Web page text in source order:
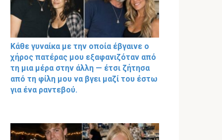
Κάθε γυναίκα με την οποία έβγαινε ο
χήρος πατέρας μου εξαφανιζόταν από
τη μια μέρα στην άλλη — έτσι ζήτησα
από τη φίλη μου να βγει μαζί του έστω
για ένα ραντεβού.